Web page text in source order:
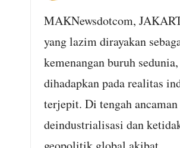
MAKNewsdotcom,
yang lazim dirayakan
kemenangan buruh
dihadapkan pada realitas
terjepit. Di tengah ancaman
deindustrialisasi dan
Subhan, S.IP, Kepala
Desa Situ Ilir,
Baca yuk!